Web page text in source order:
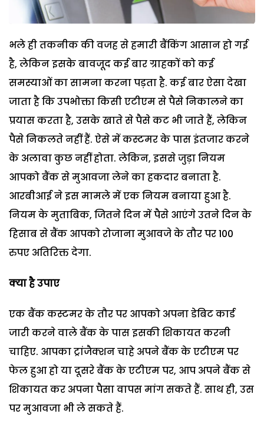
भले ही तकनीक की वजह से हमारी बैंकिंग आसान हो गई
है, लेकिन इसके बावजूद कई बार ग्राहकों को कई
समस्याओं का सामना करना पड़ता है. कई बार ऐसा देखा
जाता है कि उपभोक्ता किसी एटीएम से पैसे निकालने का
प्रयास करता है, उसके खाते से पैसे कट भी जाते हैं, लेकिन
पैसे निकलते नहीं हैं. ऐसे में कस्टमर के पास इंतजार करने
के अलावा कुछ नहीं होता. लेकिन, इससे जुड़ा नियम
आपको बैंक से मुआवजा लेने का हकदार बनाता है.
आरबीआई ने इस मामले में एक नियम बनाया हुआ है.
नियम के मुताबिक, जितने दिन में पैसे आएंगे उतने दिन के
हिसाब से बैंक आपको रोजाना मुआवजे के तौर पर 100
रुपए अतिरिक्त देगा.
क्या है उपाए
एक बैंक कस्टमर के तौर पर आपको अपना डेबिट कार्ड
जारी करने वाले बैंक के पास इसकी शिकायत करनी
चाहिए. आपका ट्रांजैक्शन चाहे अपने बैंक के एटीएम पर
फेल हुआ हो या दूसरे बैंक के एटीएम पर, आप अपने बैंक से
शिकायत कर अपना पैसा वापस मांग सकते हैं. साथ ही, उस
पर मुआवजा भी ले सकते हैं.